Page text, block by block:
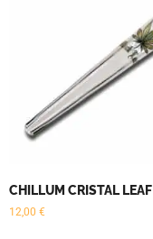
CHILLUM CRISTAL
12,00 €